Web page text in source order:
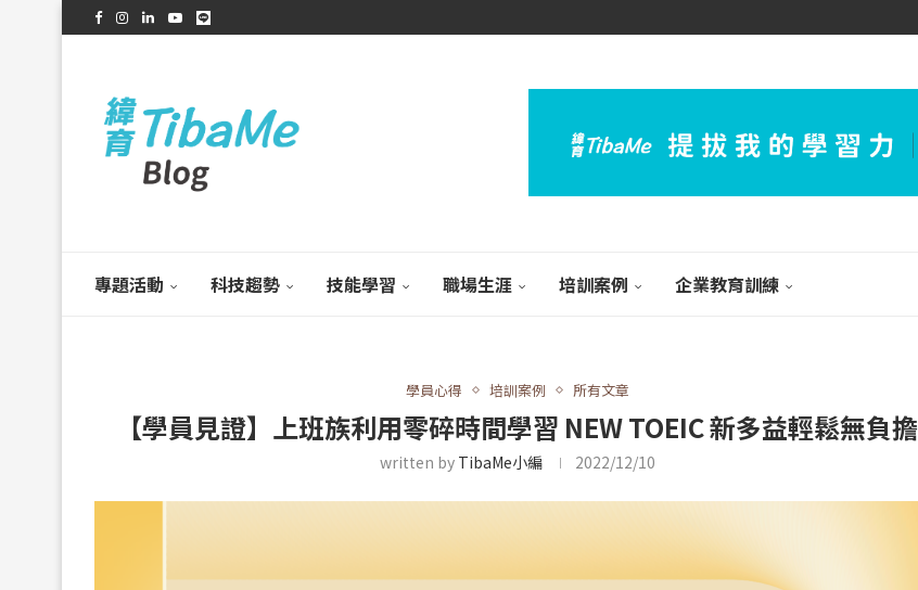
專題活動 科技趨勢 技能學習 職場生涯 培訓案例 企業教育訓練
學員心得 培訓案例 所有文章
【學員見證】上班族利用零碎時間學習 NEW TOEIC 新多益輕鬆無負擔
written by TibaMe小編 2022/12/10